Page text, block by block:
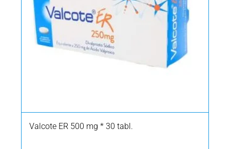
Valcote ER 500 mg * 30 tabl.